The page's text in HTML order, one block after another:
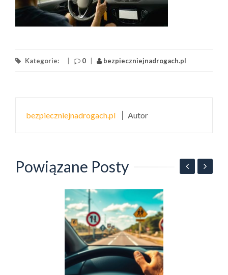
Kategorie: 0 bezpieczniejnadrogach.pl
bezpieczniejnadrogach.pl Autor
Powiązane Posty